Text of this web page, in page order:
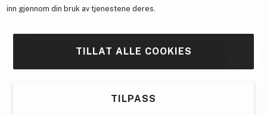
inn gjennom din bruk av tjenestene deres.
TILLAT ALLE COOKIES
TILPASS
her.